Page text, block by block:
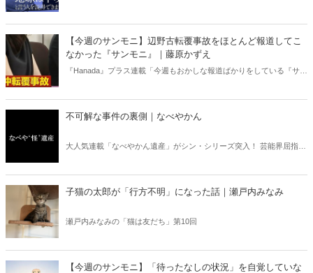
ある。元月刊『Hanada』編集部員のライター・梶原がお送りする時事
書評！
【今週のサンモニ】辺野古転覆事故をほとんど報道してこ
なかった『サンモニ』｜藤原かずえ
『Hanada』プラス連載「今週もおかしな報道ばかりをしている『サン
不可解な事件の裏側｜なべやかん
大人気連載「なべやかん遺産」がシン・シリーズ突入！ 芸能界屈指の
信じるか信じないかは、あなた次第！ 芸能ニュース
子猫の太郎が「行方不明」になった話｜瀬戸内みなみ
瀬戸内みなみの「猫は友だち」第10回
【今週のサンモニ】「待ったなしの状況」を自覚していな